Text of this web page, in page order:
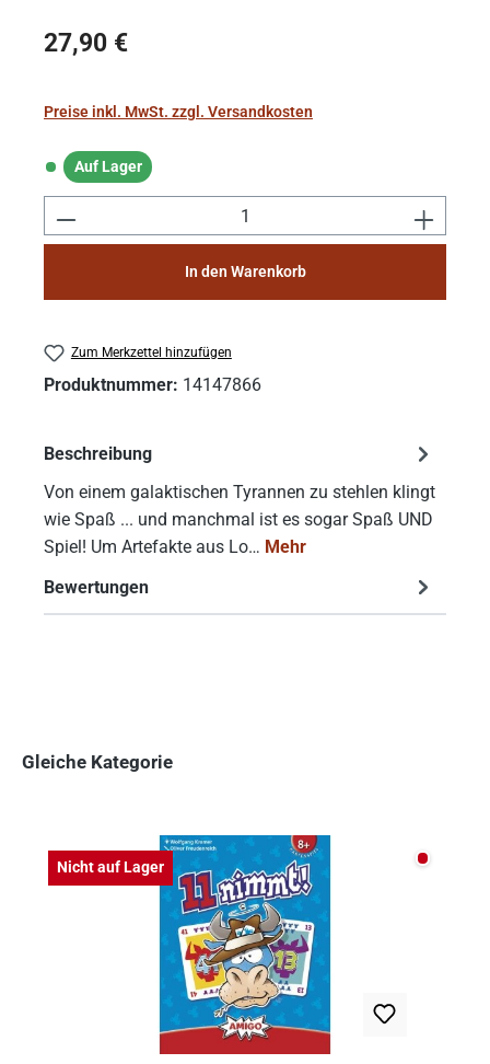
Regulärer Preis:
27,90 €
Preise inkl. MwSt. zzgl. Versandkosten
Auf Lager
Auf Lager
Produkt Anzahl: Gib den gewünschten
In den Warenkorb
Zum Merkzettel hinzufügen
Produktnummer: 14147866
Beschreibung
Von einem galaktischen Tyrannen zu stehlen klingt
wie Spaß ... und manchmal ist es sogar Spaß UND
Spiel! Um Artefakte aus Lo… Mehr
Bewertungen
Gleiche Kategorie
Nicht auf Lager Nicht